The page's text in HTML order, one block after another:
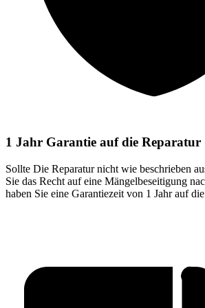
1 Jahr Garantie auf die Reparatur
Sollte Die Reparatur nicht wie beschrieben
Sie das Recht auf eine Mängelbeseitigung
haben Sie eine Garantiezeit von 1 Jahr auf